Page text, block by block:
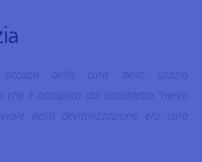
occupa della cura dello spazio
che è occupato dal cosiddetto "nervo
della devitalizzazione e/o cura